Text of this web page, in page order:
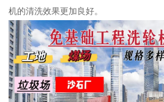
机的清洗效果更加良好。